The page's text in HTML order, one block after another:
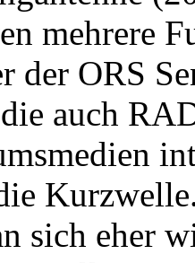
mehrere
der ORS
auch
sich eher